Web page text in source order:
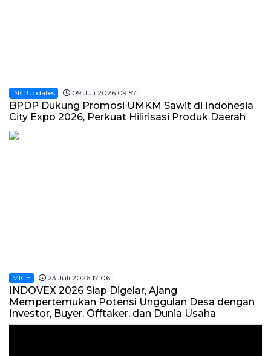
INC Updates 09 Juli 2026 09:57
BPDP Dukung Promosi UMKM Sawit di Indonesia
City Expo 2026, Perkuat Hilirisasi Produk Daerah
MICE 23 Juli 2026 17:06
INDOVEX 2026 Siap Digelar, Ajang
Mempertemukan Potensi Unggulan Desa dengan
Investor, Buyer, Offtaker, dan Dunia Usaha